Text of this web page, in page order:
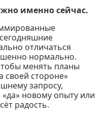
именно сейчас.
отличаться
нормально.
менять планы
своей стороне»
запросу,
новому опыту или
радость.